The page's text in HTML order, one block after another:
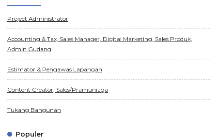
Project Administrator
Accounting & Tax, Sales Manager, Digital Marketing, Sales Produk,
Admin Gudang
Estimator & Pengawas Lapangan
Content Creator, Sales/Pramuniaga
Tukang Bangunan
Populer